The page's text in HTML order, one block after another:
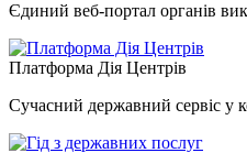
Єдиний веб-портал органів
Платформа Дія Центрів
Сучасний державний сервіс у